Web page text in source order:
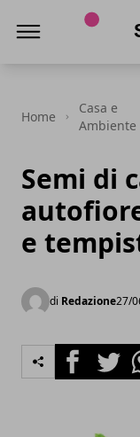
Home
Casa e
Ambiente
Semi di
e
di Redazione27/
FacebookTwitter